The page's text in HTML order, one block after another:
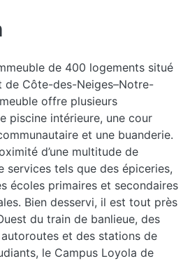
de 400 logements situé
de Côte-des-Neiges–Notre-
offre plusieurs
piscine intérieure, une cour
et une buanderie.
d’une multitude de
services tels que des épiceries,
écoles primaires et secondaires
Bien desservi, il est tout près
du train de banlieue, des
autoroutes et des stations de
le Campus Loyola de